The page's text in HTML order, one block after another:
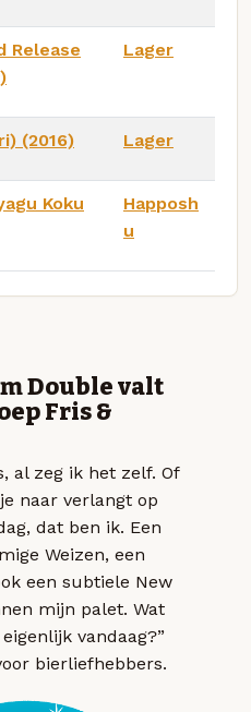
Release
Lager
(2016) Lager
Koku
Happosh
u
Double valt
Fris &
al zeg ik het zelf. Of
naar verlangt op
dat ben ik. Een
Weizen, een
een subtiele New
mijn palet. Wat
vandaag?”
bierliefhebbers.